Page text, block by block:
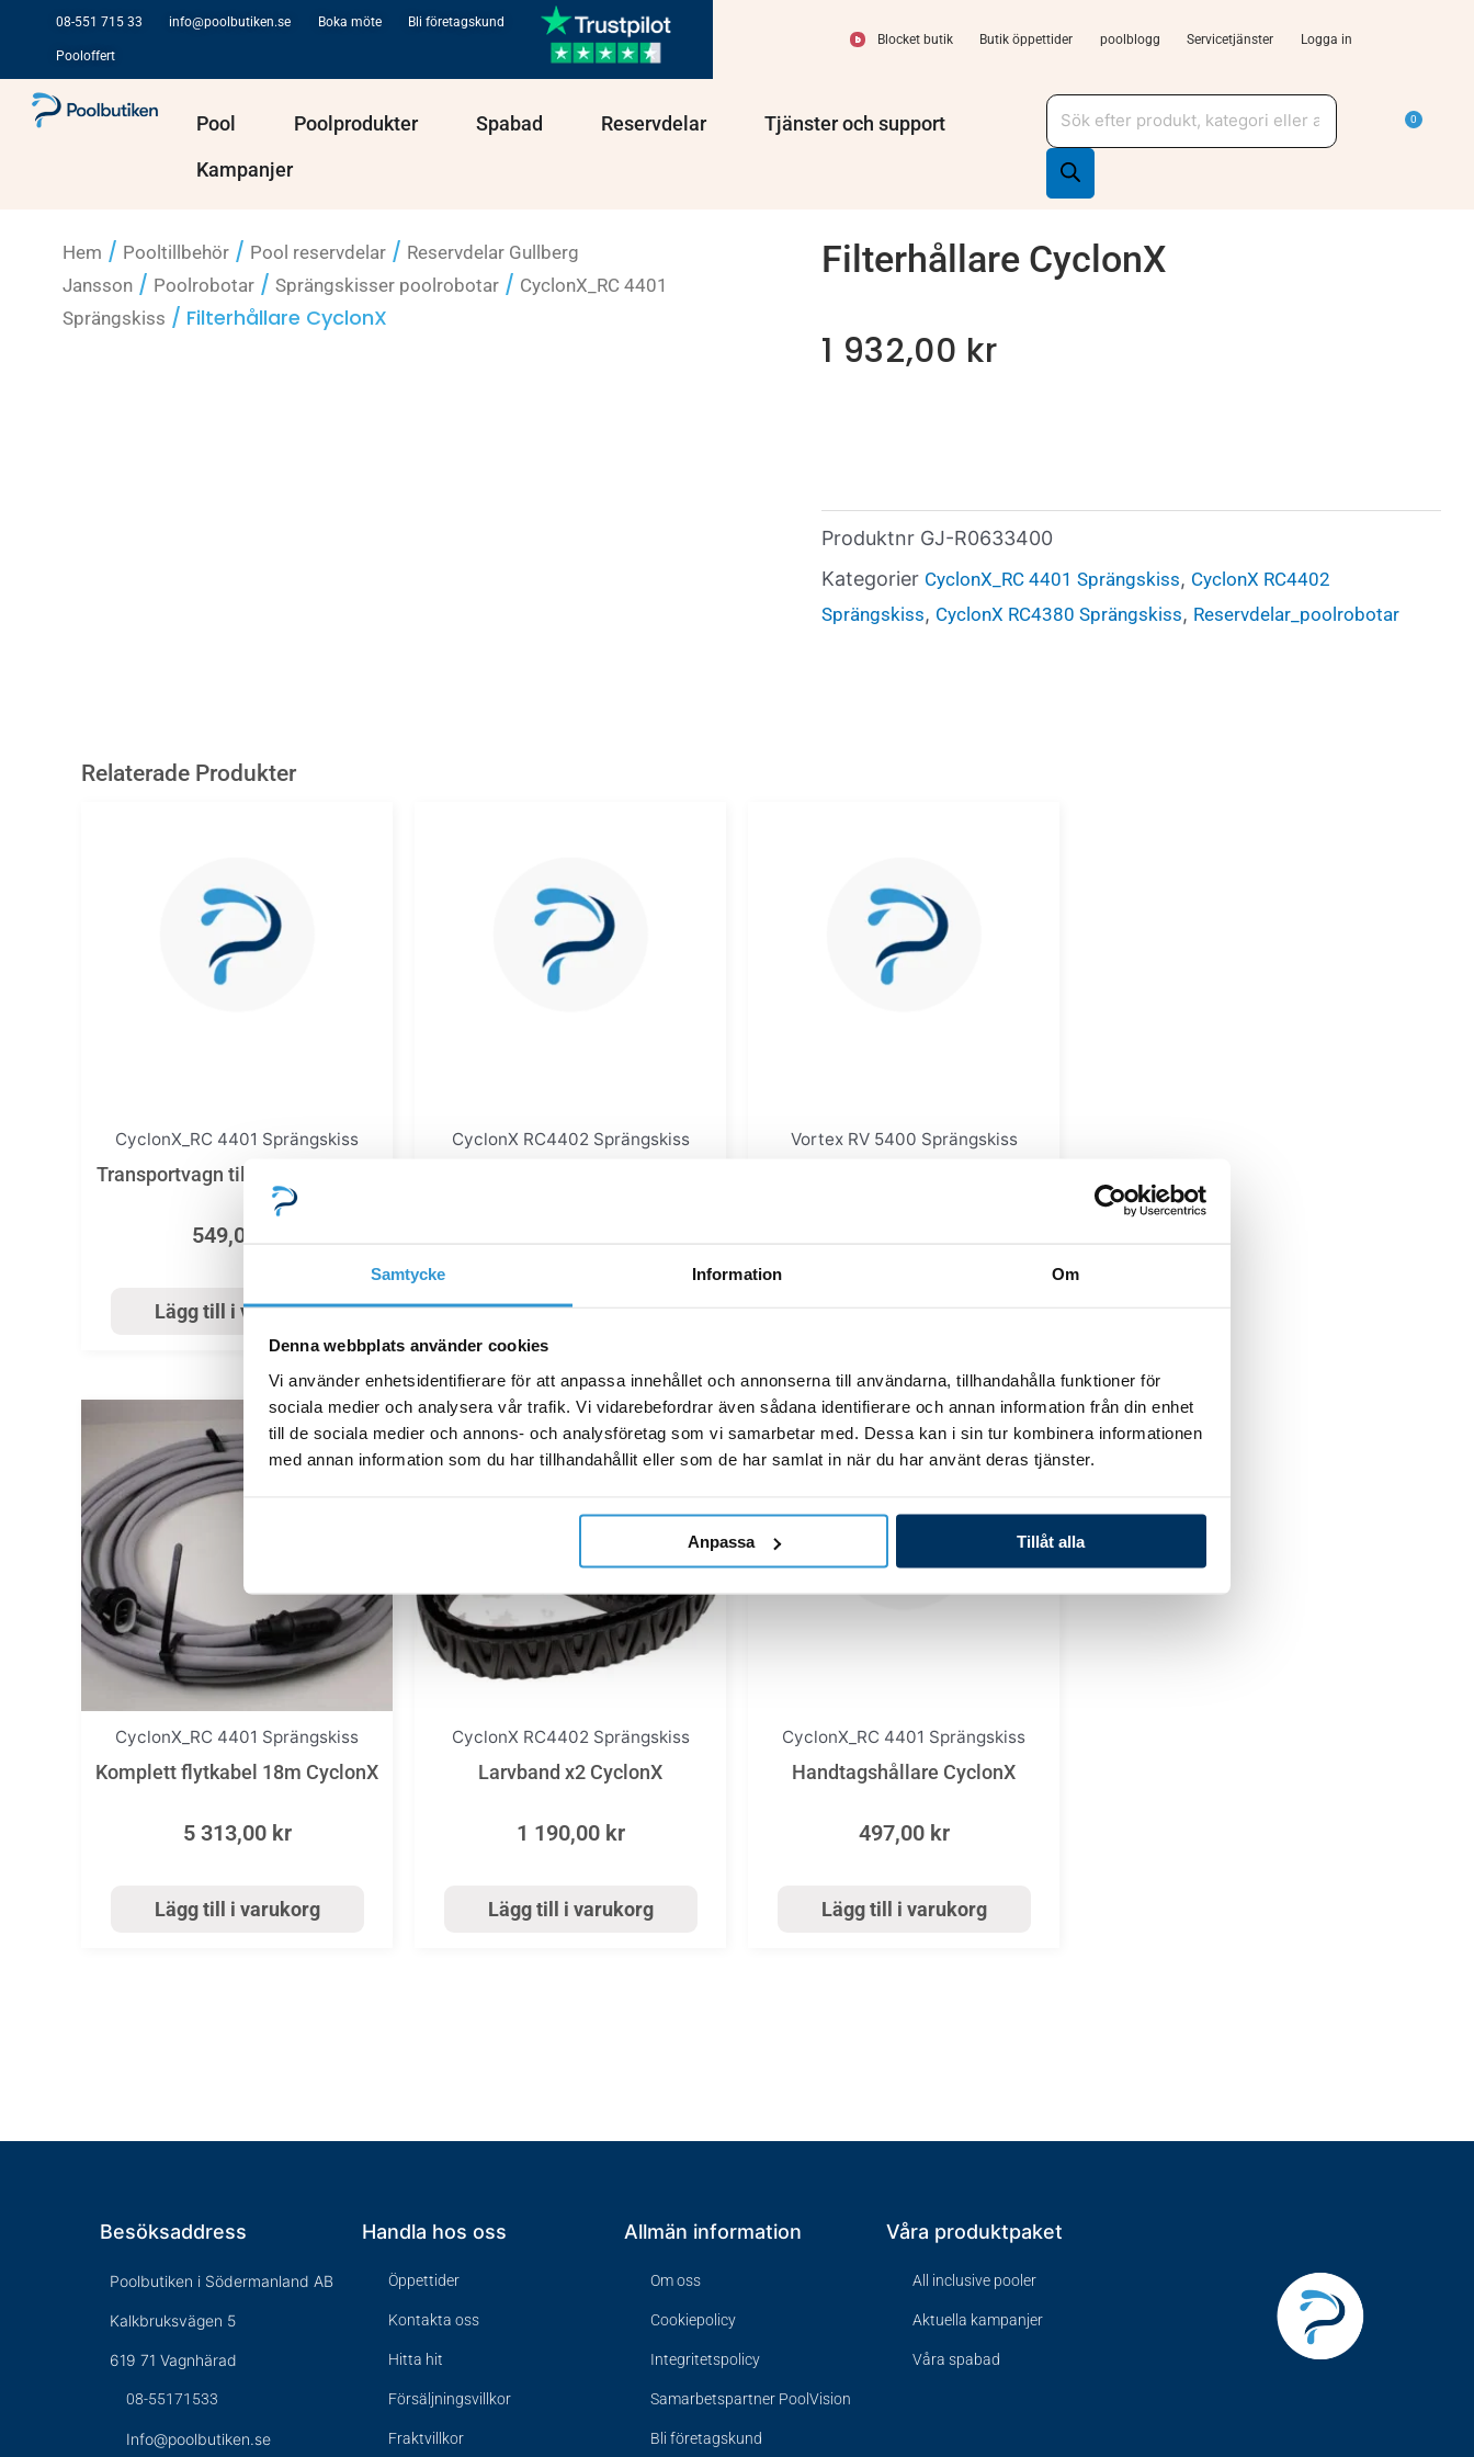
Samtycke Information Om
Denna webbplats använder cookies
Vi använder enhetsidentifierare för att anpassa innehållet och annonserna till användarna, tillhandahålla funktioner för
sociala medier och analysera vår trafik. Vi vidarebefordrar även sådana identifierare och annan information från din enhet
till de sociala medier och annons- och analysföretag som vi samarbetar med. Dessa kan i sin tur kombinera informationen
med annan information som du har tillhandahållit eller som de har samlat in när du har använt deras tjänster.
Anpassa Tillåt alla
innehåll
08-551 715 33 info@poolbutiken.se Boka möte Bli företagskund
Pooloffert
Blocket butik Butik öppettider poolblogg Servicetjänster Logga in
Pool Öppna PoolPoolprodukter Öppna Poolprodukter
Spabad Öppna Spabad
Reservdelar Öppna Reservdelar
Tjänster och support Öppna Tjänster och support
Kampanjer
Produktsökning 0
Hem / Pooltillbehör/ Pool reservdelar/ Reservdelar Gullberg
Jansson/ Poolrobotar/ Sprängskisser poolrobotar/ CyclonX_RC 4401
Sprängskiss / Filterhållare CyclonX
Filterhållare CyclonX
1 932,00 kr
Produktnr GJ-R0633400
Kategorier CyclonX_RC 4401 Sprängskiss, CyclonX RC4402
Sprängskiss, CyclonX RC4380 Sprängskiss, Reservdelar_poolrobotar
Relaterade Produkter
CyclonX_RC 4401 Sprängskiss
Transportvagn tillbehör CyclonX
549,00
Lägg till i varukorg
CyclonX RC4402 Sprängskiss
Lägg till i varukorg
Vortex RV 5400 Sprängskiss
CyclonX_RC 4401 Sprängskiss
Komplett flytkabel 18m CyclonX
5 313,00 kr
Lägg till i varukorg
CyclonX RC4402 Sprängskiss
Larvband x2 CyclonX
1 190,00 kr
Lägg till i varukorg
CyclonX_RC 4401 Sprängskiss
Handtagshållare CyclonX
497,00 kr
Lägg till i varukorg
Besöksaddress
Poolbutiken i Södermanland AB
Kalkbruksvägen 5
619 71 Vagnhärad
08-55171533
Info@poolbutiken.se
Handla hos oss
Öppettider
Kontakta oss
Hitta hit
Försäljningsvillkor
Fraktvillkor
Allmän information
Om oss
Cookiepolicy
Integritetspolicy
Samarbetspartner PoolVision
Bli företagskund
Våra produktpaket
All inclusive pooler
Aktuella kampanjer
Våra spabad